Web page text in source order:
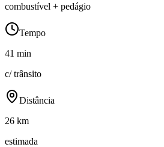
combustível + pedágio
Tempo
41 min
c/ trânsito
Distância
26 km
estimada